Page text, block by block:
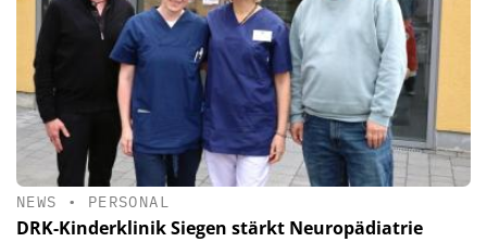
NEWS • PERSONAL
DRK-Kinderklinik Siegen stärkt Neuropädiatrie